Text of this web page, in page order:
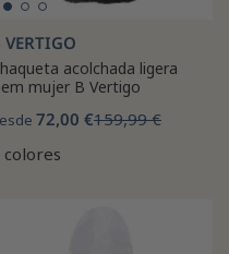
VERTIGO
acolchada ligera
mujer B Vertigo
72,00 €159,99 €
colores